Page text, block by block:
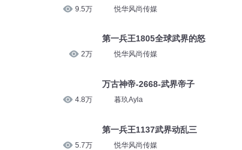
9.5万
2万
4.8万
5.7万
悦华风尚传媒
第一兵王1805全球武界的怒
悦华风尚传媒
万古神帝-2668-武界帝子
暮玖Ayla
第一兵王1137武界动乱三
悦华风尚传媒